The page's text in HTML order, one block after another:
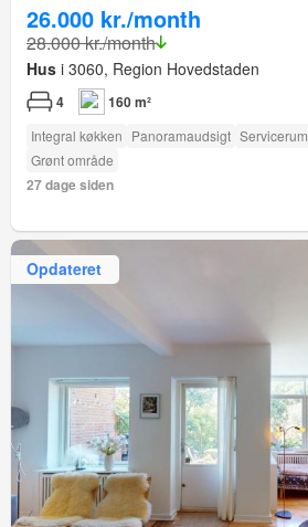
26.000 kr./month
28.000 kr./month
Hus i 3060, Region Hovedstaden
4 160 m²
Integral køkken Panoramaudsigt Servicerum
Grønt område
27 dage siden
Opdateret